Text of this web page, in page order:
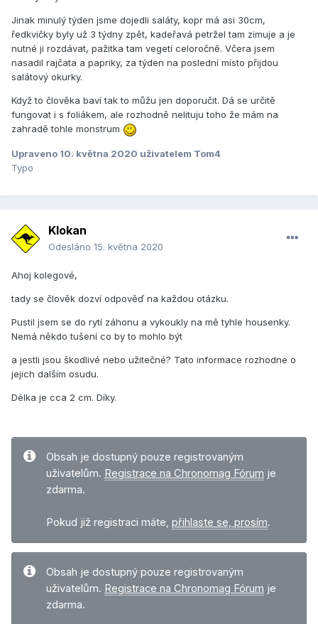
Jinak minulý týden jsme dojedli saláty, kopr má asi 30cm,
ředkvičky byly už 3 týdny zpět, kadeřavá petržel tam zimuje a je
nutné ji rozdávat, pažitka tam vegetí celoročně. Včera jsem
nasadil rajčata a papriky, za týden na poslední místo přijdou
salátový okurky.
Když to člověka baví tak to můžu jen doporučit. Dá se určitě
fungovat i s foliákem, ale rozhodně nelituju toho že mám na
zahradě tohle monstrum
Upraveno 10. května 2020 uživatelem Tom4
Typo
Klokan
Odesláno 15. května 2020
Ahoj kolegové,
tady se člověk dozví odpověď na každou otázku.
Pustil jsem se do rytí záhonu a vykoukly na mě tyhle housenky.
Nemá někdo tušení co by to mohlo být
a jestli jsou škodlivé nebo užitečné? Tato informace rozhodne o
jejich dalším osudu.
Délka je cca 2 cm. Díky.
Obsah je dostupný pouze registrovaným
uživatelům. Registrace na Chronomag Fórum je
zdarma.
Pokud již registraci máte, přihlaste se, prosím.
Obsah je dostupný pouze registrovaným
uživatelům. Registrace na Chronomag Fórum je
zdarma.